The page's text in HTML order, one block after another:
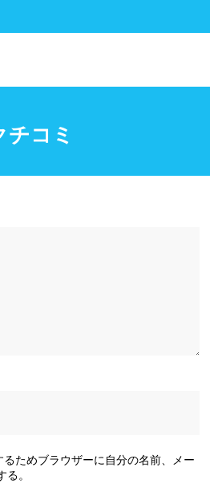
チコミ
ためブラウザーに自分の名前、メー
。
会員制
団体利用、コース貸切可能
ル情報